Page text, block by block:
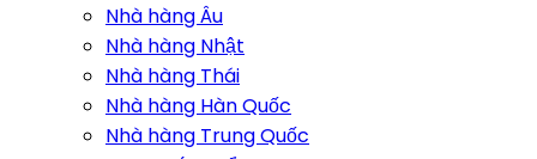
Nhà hàng Âu
Nhà hàng Nhật
Nhà hàng Thái
Nhà hàng Hàn Quốc
Nhà hàng Trung Quốc